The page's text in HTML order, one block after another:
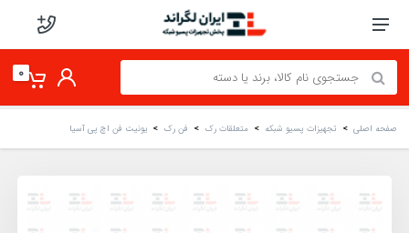
0
صفحه اصلی تجهیزات پسیو شبکه متعلقات رک فن رک یونیت فن اچ پی آسیا